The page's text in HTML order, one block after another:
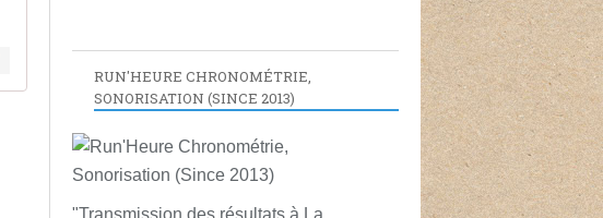
RUN'HEURE CHRONOMÉTRIE,
SONORISATION (SINCE 2013)
"Transmission des résultats à La